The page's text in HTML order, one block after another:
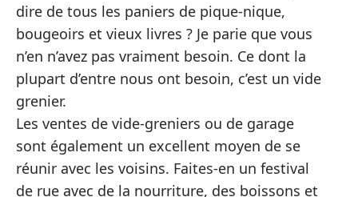
dire de tous les paniers de pique-nique,
bougeoirs et vieux livres ? Je parie que vous
n’en n’avez pas vraiment besoin. Ce dont la
plupart d’entre nous ont besoin, c’est un vide
grenier.
Les ventes de vide-greniers ou de garage
sont également un excellent moyen de se
réunir avec les voisins. Faites-en un festival
de rue avec de la nourriture, des boissons et